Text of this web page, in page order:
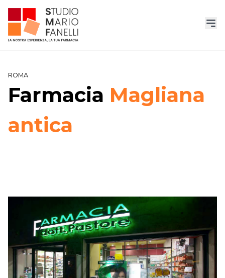
ROMA
Farmacia Magliana
antica